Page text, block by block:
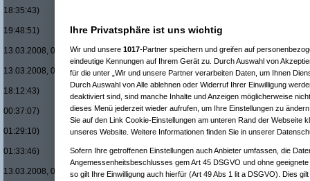
18:35:43)
19:48:51)
13.03.2008, 00:31:57)
Re(11): Ist für mich ein Benzin- oder ein
13.03.2008, 04:20:58)
Re(7): Ist für mich ein Benzin- oder ein Dieselmotor
18:12:43)
Re(7): Ist für mich ein Benzin- oder ein Dieselmotor
00:37:07)
Re(8): Ist für mich ein Benzin- oder ein Dieselmotor
01:29:10)
01:33:46)
Re(10): Ist für mich ein Benzin- oder ein
13.03.2008, 01:46:35)
Ihre Privatsphäre ist uns wichtig
Wir und unsere 1017-Partner speichern und greifen auf
eindeutige Kennungen auf Ihrem Gerät zu. Durch Auswahl von
für die unter „Wir und unsere Partner verarbeiten Daten, um Ihnen
Durch Auswahl von Alle ablehnen oder Widerruf Ihrer Einwilligung
deaktiviert sind, sind manche Inhalte und Anzeigen möglicherweise
dieses Menü jederzeit wieder aufrufen, um Ihre Einstellungen zu
Sie auf den Link Cookie-Einstellungen am unteren Rand der Webseite
unseres Website. Weitere Informationen finden Sie in unserer
Sofern Ihre getroffenen Einstellungen auch Anbieter umfassen, die
Angemessenheitsbeschlusses gem Art 45 DSGVO und ohne
so gilt Ihre Einwilligung auch hierfür (Art 49 Abs 1 lit a DSGVO). Dies